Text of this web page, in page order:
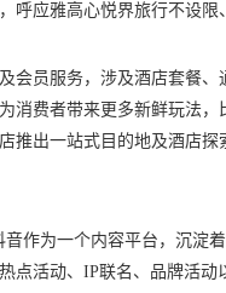
呼应雅高心悦界旅行不设
会员服务，涉及酒店套餐
消费者带来更多新鲜玩法
推出一站式目的地及酒店
作为一个内容平台，沉淀
点活动、IP联名、品牌活